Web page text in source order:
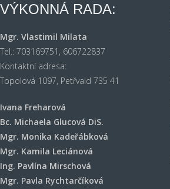
VÝKONNÁ RADA:
Mgr. Vlastimil Milata
Tel.: 703169751, 606722837
Kontaktní adresa:
Topolová 1097, Petřvald 735 41
Ivana Freharová
Bc. Michaela Glucová DiS.
Mgr. Monika Kadeřábková
Mgr. Kamila Leciánová
Ing. Pavlína Mirschová
Mgr. Pavla Rychtarčíková